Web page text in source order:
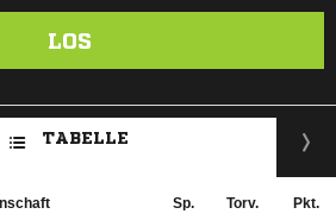
LOS
TABELLE
Sp. Torv. Pkt.